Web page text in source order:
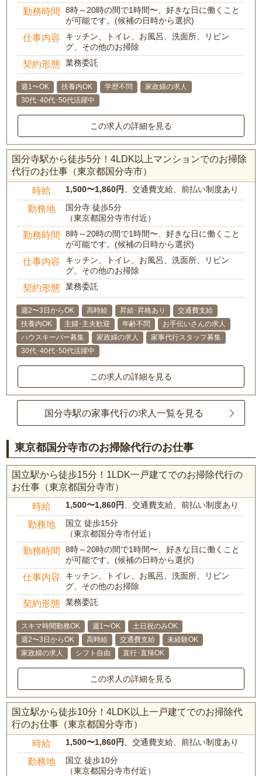
勤務時間
8時～20時の間で1時間〜、好きな日に働くこと
が可能です。(候補の日時から選択)
仕事内容
キッチン、トイレ、お風呂、洗面所、リビン
グ、その他のお掃除
契約形態 業務委託
週1〜OK 扶養内OK 学歴不問
家政婦の求人
30代･40代･50代活躍中
この求人の詳細を見る
国分寺駅から徒歩5分！4LDK以上マンションでのお掃除
代行のお仕事（東京都国分寺市）
時給 1,500〜1,860円、交通費支給、前払い制度あり
勤務地
国分寺 徒歩5分
（東京都国分寺市付近）
勤務時間
8時～20時の間で1時間〜、好きな日に働くこと
が可能です。(候補の日時から選択)
仕事内容
キッチン、トイレ、お風呂、洗面所、リビン
グ、その他のお掃除
契約形態 業務委託
週2〜3日からOK 高時給 昇給･昇格あり
交通費支給
扶養内OK
主婦･主夫歓迎 年齢不問
お手伝いさんの求人
ハウスキーパー募集
家政婦の求人
家事代行スタッフ募集
30代･40代･50代活躍中
この求人の詳細を見る
国分寺駅の家事代行の求人一覧を見る
東京都国分寺市のお掃除代行のお仕事
国立駅から徒歩15分！1LDK一戸建てでのお掃除代行の
お仕事（東京都国分寺市）
時給 1,500〜1,860円 、交通費支給、前払い制度あり
勤務地
国立 徒歩15分
（東京都国分寺市付近）
勤務時間
8時～20時の間で1時間〜、好きな日に働くこと
が可能です。(候補の日時から選択)
仕事内容
キッチン、トイレ、お風呂、洗面所、リビン
グ、その他のお掃除
契約形態 業務委託
スキマ時間勤務OK 週1〜OK
土日祝のみOK
週2〜3日からOK
高時給 交通費支給
未経験OK
家政婦の求人
シフト自由 直行･直帰OK
この求人の詳細を見る
国立駅から徒歩10分！4LDK以上一戸建てでのお掃除代
行のお仕事（東京都国分寺市）
時給 1,500〜1,860円 、交通費支給、前払い制度あり
勤務地
国立 徒歩10分
（東京都国分寺市付近）